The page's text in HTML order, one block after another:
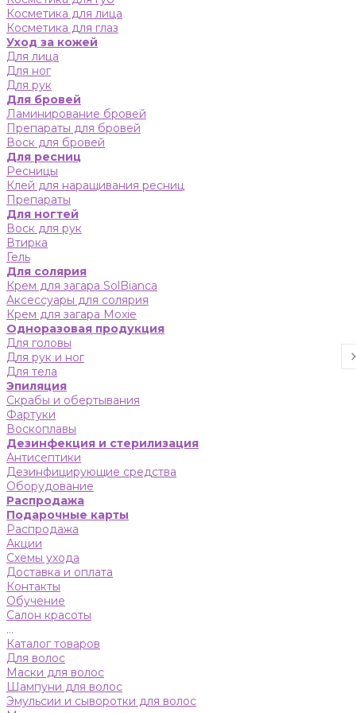
Косметика для лица
Косметика для глаз
Уход за кожей
Для лица
Для ног
Для рук
Для бровей
Ламинирование бровей
Препараты для бровей
Воск для бровей
Для ресниц
Ресницы
Клей для наращивания ресниц
Препараты
Для ногтей
Воск для рук
Втирка
Гель
Для солярия
Крем для загара SolBianca
Аксессуары для солярия
Крем для загара Moxie
Одноразовая продукция
Для головы
Для рук и ног
Для тела
Эпиляция
Скрабы и обертывания
Фартуки
Воскоплавы
Дезинфекция и стерилизация
Антисептики
Дезинфицирующие средства
Оборудование
Распродажа
Подарочные карты
Распродажа
Акции
Схемы ухода
Доставка и оплата
Контакты
Обучение
Салон красоты
...
Каталог товаров
Для волос
Маски для волос
Шампуни для волос
Эмульсии и сыворотки для волос